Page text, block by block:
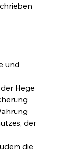
und
Hege
der
die